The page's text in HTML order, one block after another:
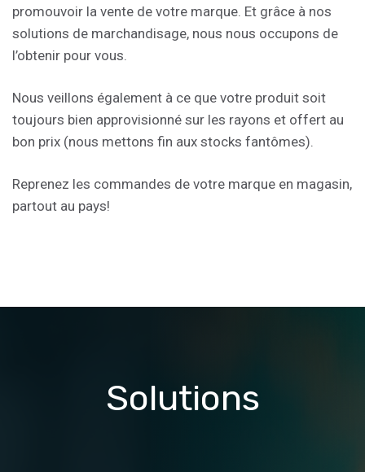
promouvoir la vente de votre marque. Et grâce à nos
solutions de marchandisage, nous nous occupons de
l’obtenir pour vous.
Nous veillons également à ce que votre produit soit
toujours bien approvisionné sur les rayons et offert au
bon prix (nous mettons fin aux stocks fantômes).
Reprenez les commandes de votre marque en magasin,
partout au pays!
Solutions